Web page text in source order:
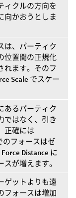
ィクルの方向を
向かおうとしま
は、パーティク
位置間の正規化
れます。そのフ
Scale でスケー
あるパーティク
ではなく、引き
正確には
のフォースはゼ
Distance に
が増えます。
ゲットよりも遠
フォースは増加